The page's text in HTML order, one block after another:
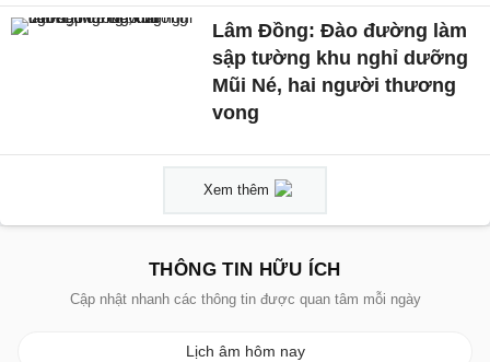
Lâm Đồng: Đào đường làm
sập tường khu nghỉ dưỡng
Mũi Né, hai người thương
vong
Xem thêm
THÔNG TIN HỮU ÍCH
Cập nhật nhanh các thông tin được quan tâm mỗi ngày
Lịch âm hôm nay